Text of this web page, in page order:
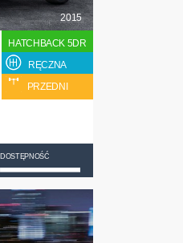
2015
HATCHBACK 5DR
RĘCZNA
PRZEDNI
DOSTĘPNOŚĆ